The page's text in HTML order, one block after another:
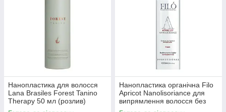
Нанопластика для волосся
Lana Brasiles Forest Tanino
Therapy 50 мл (розлив)
Нанопластика органічна Filo
Apricot Nanolisoriance для
випрямлення волосся без
формальдегіду 50 г (розлив)